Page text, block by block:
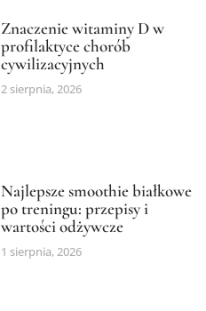
Znaczenie witaminy D w
profilaktyce chorób
cywilizacyjnych
2 sierpnia, 2026
Najlepsze smoothie białkowe
po treningu: przepisy i
wartości odżywcze
1 sierpnia, 2026